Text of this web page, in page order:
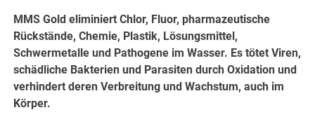
MMS Gold eliminiert Chlor, Fluor, pharmazeutische
Rückstände, Chemie, Plastik, Lösungsmittel,
Schwermetalle und Pathogene im Wasser. Es tötet Viren,
schädliche Bakterien und Parasiten durch Oxidation und
verhindert deren Verbreitung und Wachstum, auch im
Körper.